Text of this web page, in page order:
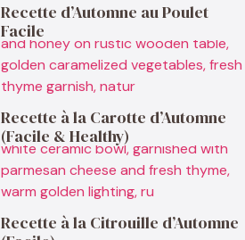
Recette d’Automne au Poulet
Facile
Recette à la Carotte d’Automne
(Facile & Healthy)
Recette à la Citrouille d’Automne